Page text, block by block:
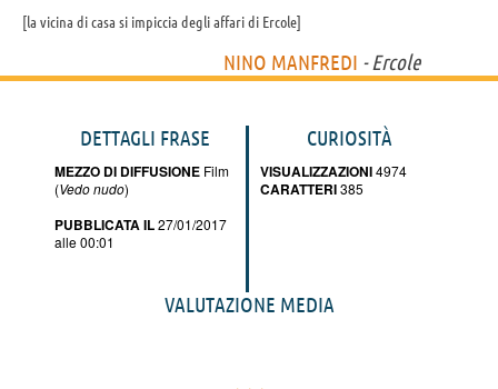
la vicina di casa si impiccia degli affari di Ercole
NINO MANFREDI - Ercole
DETTAGLI FRASE
MEZZO DI DIFFUSIONE Film
(Vedo nudo)
PUBBLICATA IL27/01/2017
alle 00:01
CURIOSITÀ
VISUALIZZAZIONI4974
CARATTERI385
VALUTAZIONE MEDIA